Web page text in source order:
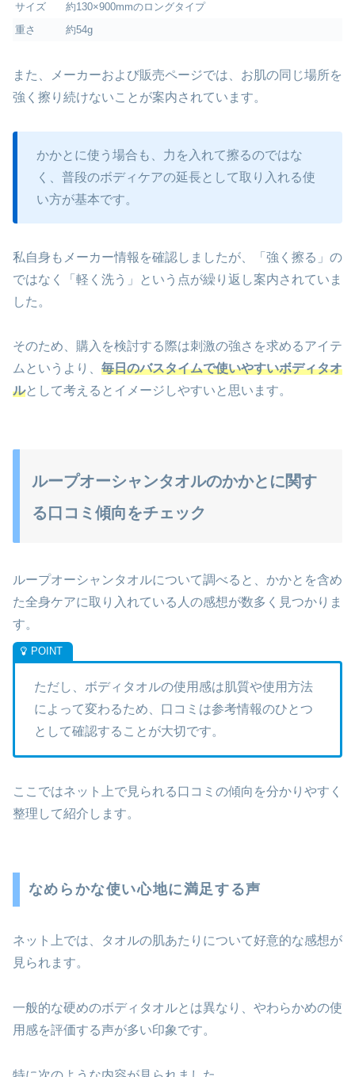
サイズ
約130×900mmのロングタイプ
重さ
約54g
また、メーカーおよび販売ページでは、お肌の同じ場所を
強く擦り続けないことが案内されています。
かかとに使う場合も、力を入れて擦るのではな
く、普段のボディケアの延長として取り入れる使
い方が基本です。
私自身もメーカー情報を確認しましたが、「強く擦る」の
ではなく「軽く洗う」という点が繰り返し案内されていま
した。
そのため、購入を検討する際は刺激の強さを求めるアイテ
ムというより、 毎日のバスタイムで使いやすいボディタオ
ルとして考えるとイメージしやすいと思います。
ループオーシャンタオルのかかとに関す
る口コミ傾向をチェック
ループオーシャンタオルについて調べると、かかとを含め
た全身ケアに取り入れている人の感想が数多く見つかりま
す。
ただし、ボディタオルの使用感は肌質や使用方法
によって変わるため、口コミは参考情報のひとつ
として確認することが大切です。
ここではネット上で見られる口コミの傾向を分かりやすく
整理して紹介します。
なめらかな使い心地に満足する声
ネット上では、タオルの肌あたりについて好意的な感想が
見られます。
一般的な硬めのボディタオルとは異なり、やわらかめの使
用感を評価する声が多い印象です。